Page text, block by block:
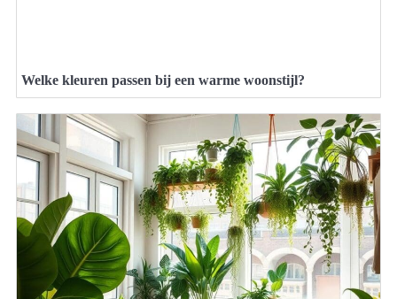
Welke kleuren passen bij een warme woonstijl?